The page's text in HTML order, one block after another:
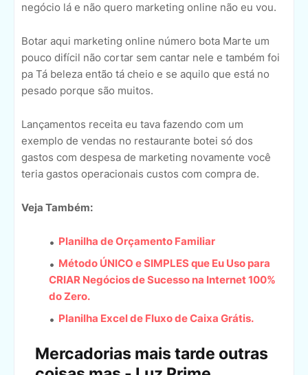
negócio lá e não quero marketing online não eu vou.
Botar aqui marketing online número bota Marte um
pouco difícil não cortar sem cantar nele e também foi
pa Tá beleza então tá cheio e se aquilo que está no
pesado porque são muitos.
Lançamentos receita eu tava fazendo com um
exemplo de vendas no restaurante botei só dos
gastos com despesa de marketing novamente você
teria gastos operacionais custos com compra de.
Veja Também:
Planilha de Orçamento Familiar
Método ÚNICO e SIMPLES que Eu Uso para
CRIAR Negócios de Sucesso na Internet 100%
do Zero.
Planilha Excel de Fluxo de Caixa Grátis.
Mercadorias mais tarde outras